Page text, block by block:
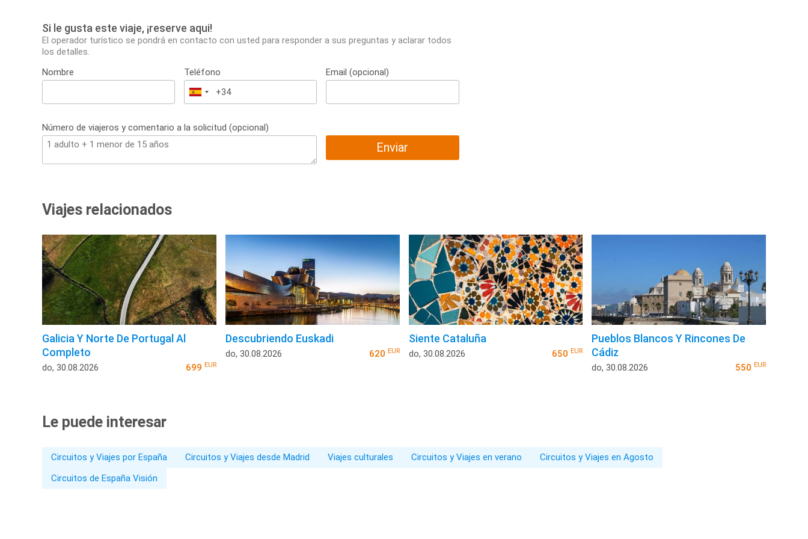
Si le gusta este viaje, ¡reserve aqui!
El operador turístico se pondrá en contacto con usted para responder a sus preguntas y aclarar todos
los detalles.
Nombre
Teléfono
España
+34
Email (opcional)
Número de viajeros y comentario a la solicitud (opcional)
Enviar
Viajes relacionados
Galicia Y Norte De Portugal Al
Completo
do, 30.08.2026 699 EUR
Descubriendo Euskadi
do, 30.08.2026 620 EUR
Siente Cataluña
do, 30.08.2026 650EUR
Pueblos Blancos Y Rincones De
Cádiz
do, 30.08.2026 550 EUR
Le puede interesar
Circuitos y Viajes por España Circuitos y Viajes desde Madrid Viajes culturales Circuitos y Viajes en verano
Circuitos y Viajes en Agosto
Circuitos de España Visión